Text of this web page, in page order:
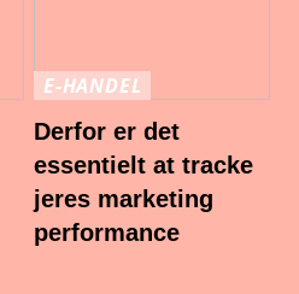
E-HANDEL
Derfor er det
essentielt at tracke
jeres marketing
performance